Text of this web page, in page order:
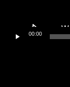
00:00